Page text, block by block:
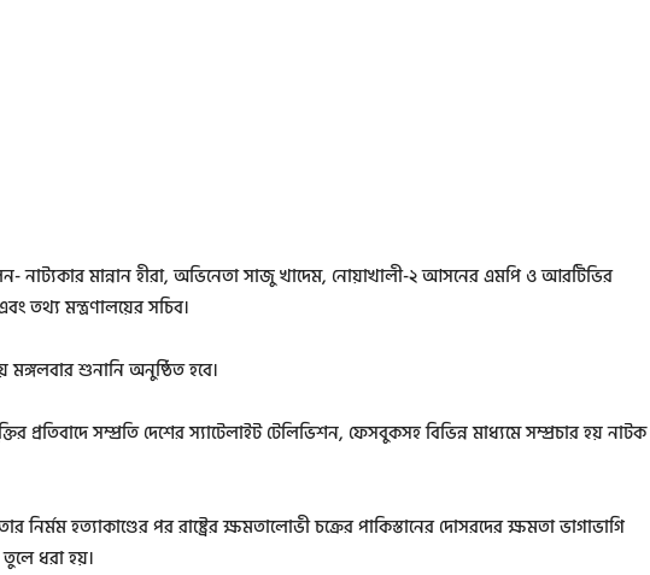
নাট্যকার মান্নান হীরা, অভিনেতা সাজু খাদেম, নোয়াখালী-২ আসনের এমপি ও আরটিভির
তথ্য মন্ত্রণালয়ের সচিব।
মঙ্গলবার শুনানি অনুষ্ঠিত হবে।
প্রতিবাদে সম্প্রতি দেশের স্যাটেলাইট টেলিভিশন, ফেসবুকসহ বিভিন্ন মাধ্যমে সম্প্রচার হয় নাটক
নির্মম হত্যাকাণ্ডের পর রাষ্ট্রের ক্ষমতালোভী চক্রের পাকিস্তানের দোসরদের ক্ষমতা ভাগাভাগি
ধরা হয়।